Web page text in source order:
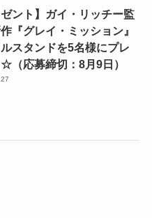
ゼント】ガイ・リッチー監
『グレイ・ミッション』
スタンドを5名様にプレ
（応募締切：8月9日）